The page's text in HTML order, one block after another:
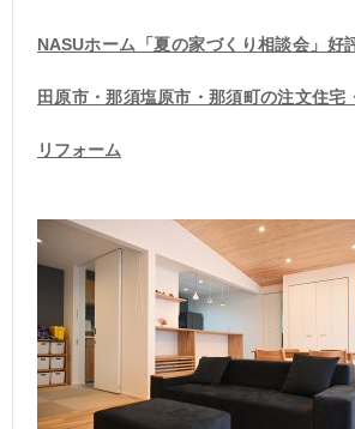
NASUホーム「夏の家づくり相談会」
田原市・那須塩原市・那須町の注文住宅
リフォーム